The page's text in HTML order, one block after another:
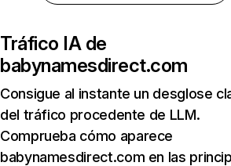
Tráfico IA de
babynamesdirect.com
Consigue al instante un desglose
del tráfico procedente de LLM.
Comprueba cómo aparece
babynamesdirect.com en las